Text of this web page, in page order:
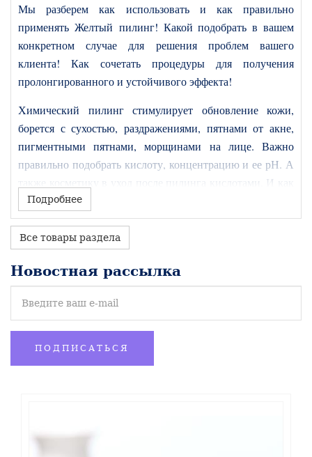
Мы разберем как использовать и как правильно
применять Желтый пилинг! Какой подобрать в вашем
конкретном случае для решения проблем вашего
клиента! Как сочетать процедуры для получения
пролонгированного и устойчивого эффекта!
Химический пилинг стимулирует обновление кожи,
борется с сухостью, раздражениями, пятнами от акне,
пигментными пятнами, морщинами на лице. Важно
правильно подобрать кислоту, концентрацию и ее рН. А
также косметику в уход после пилинга кислотами. И как
результат - омоложение и сохранение молодости кожи
лица, шеи и декольте.
Программа:
Теория
‌1. Ретиноиды - производные витамина А.
‌2. Механизм воздействия ретиноидов на кожу. Анатомия
‌4. "Желтые пилинги". Практика применения. Отличие от
‌7. Протокол проведения процедуры Жёлтый пилинг.
Подробнее
Все товары раздела
Новостная рассылка
ПОДПИСАТЬСЯ